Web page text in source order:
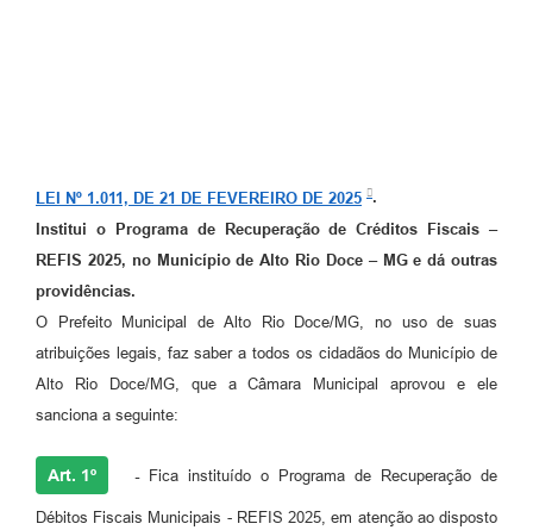
LEI Nº 1.011, DE 21 DE FEVEREIRO DE 2025
.
Institui o Programa de Recuperação de Créditos Fiscais –
REFIS 2025, no Município de Alto Rio Doce – MG e dá outras
providências.
O Prefeito Municipal de Alto Rio Doce/MG, no uso de suas
atribuições legais, faz saber a todos os cidadãos do Município de
Alto Rio Doce/MG, que a Câmara Municipal aprovou e ele
sanciona a seguinte:
Art. 1º -Fica instituído o Programa de Recuperação de
Débitos Fiscais Municipais - REFIS 2025, em atenção ao disposto